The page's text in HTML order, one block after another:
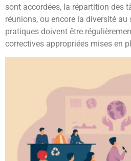
sont accordées, la répartition des
réunions, ou encore la diversité
pratiques doivent être
correctives appropriées mises en